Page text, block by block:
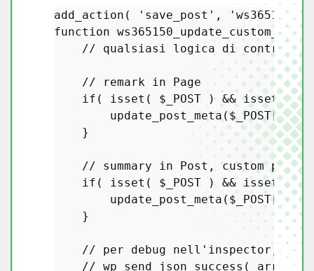
add_action ( 'save_post' ,
function
// qualsiasi logica di controllo
// remark in Page
if ( isset ( $_POST ) && isset (
update_post_meta($_POST[
    }
// summary in Post, custom post
if ( isset ( $_POST ) && isset(
update_post_meta ($_POST[
    }
// per debug nell'inspector, non
// wp_send_json_success( array(